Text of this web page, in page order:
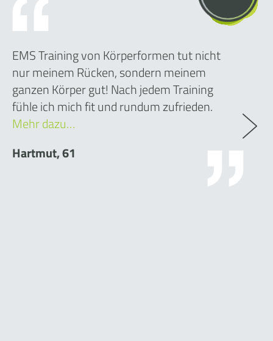
EMS Training von Körperformen tut nicht
nur meinem Rücken, sondern meinem
ganzen Körper gut! Nach jedem Training
fühle ich mich fit und rundum zufrieden.
Mehr dazu…
Hartmut, 61